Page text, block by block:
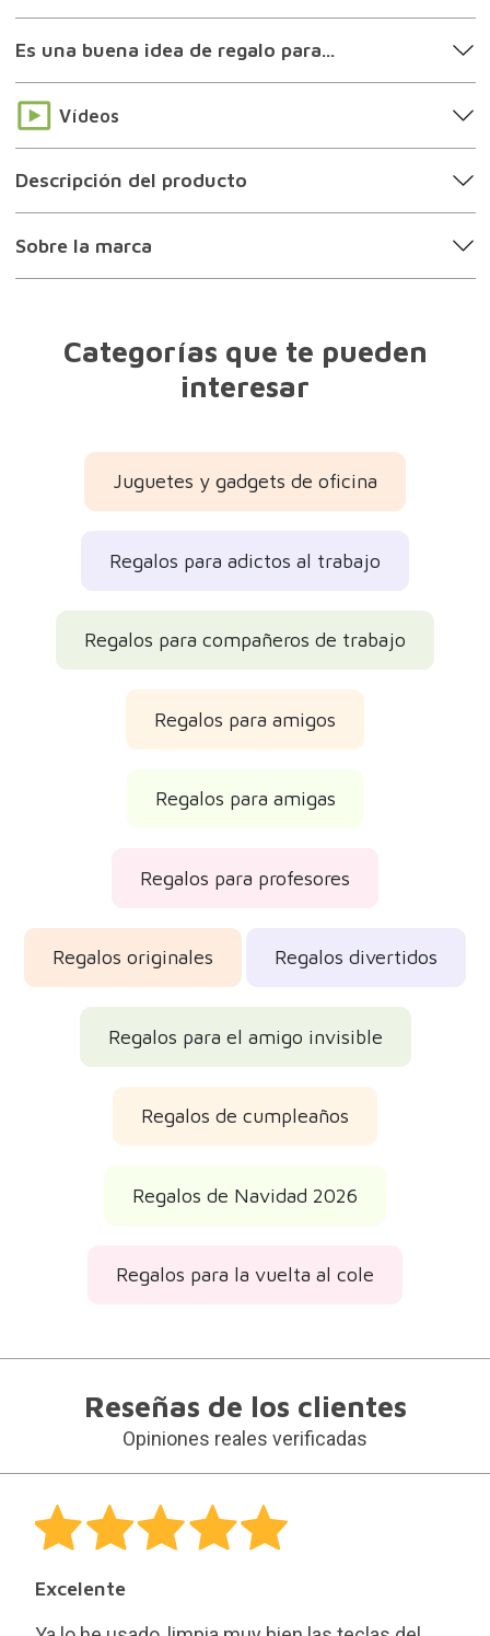
Es una buena idea de regalo para...
Vídeos
Descripción del producto
Sobre la marca
Categorías que te pueden
interesar
Juguetes y gadgets de oficina
Regalos para adictos al trabajo
Regalos para compañeros de trabajo
Regalos para amigos
Regalos para amigas
Regalos para profesores
Regalos originales Regalos divertidos
Regalos para el amigo invisible
Regalos de cumpleaños
Regalos de Navidad 2026
Regalos para la vuelta al cole
Reseñas de los clientes
Opiniones reales verificadas
Excelente